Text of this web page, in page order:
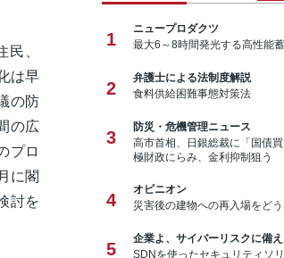
、
は早
の防
の広
プロ
に閣
討を
1
ニュープロダクツ
最大6～8時間発光する高性能
2
弁護士による法制度解説
食料供給困難事態対策法
3
防災・危機管理ニュース
高市首相、日銀総裁に「国債
極財政にらみ、金利抑制狙う
4
オピニオン
災害後の建物への再入場をど
5
企業よ、サイバーリスクに備え
SDNを使ったセキュリティソ